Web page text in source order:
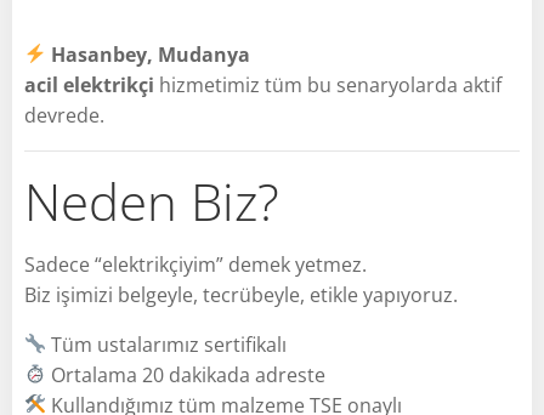
Hasanbey, Mudanya
acil elektrikçi hizmetimiz tüm bu senaryolarda aktif
devrede.
Neden Biz?
Sadece “elektrikçiyim” demek yetmez.
Biz işimizi belgeyle, tecrübeyle, etikle yapıyoruz.
Tüm ustalarımız sertifikalı
Ortalama 20 dakikada adreste
Kullandığımız tüm malzeme TSE onaylı